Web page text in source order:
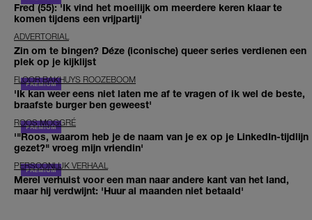
Fred (55): 'Ik vind het moeilijk om meerdere keren klaar te
komen tijdens een vrijpartij'
ADVERTORIAL
Zin om te bingen? Déze (iconische) queer series verdienen een
plek op je kijklijst
FLOOR BAKHUYS ROOZEBOOM
'Ik kan weer eens niet laten me af te vragen of ik wel de beste,
braafste burger ben geweest'
ROOS MOGGRÉ
'"Roos, waarom heb je de naam van je ex op je LinkedIn-tijdlijn
gezet?" vroeg mijn vriendin'
PERSOONLIJK VERHAAL
Merel verhuist voor een man naar andere kant van het land,
maar hij verdwijnt: 'Huur al maanden niet betaald'